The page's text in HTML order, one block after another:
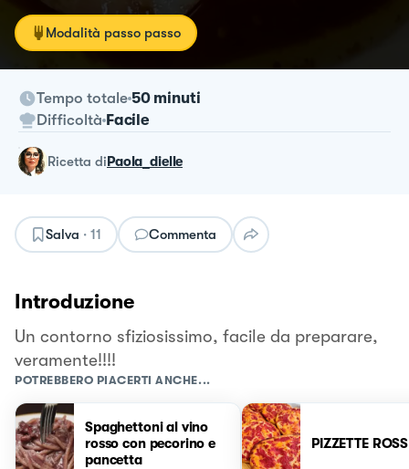
Modalità passo passo
Tempo totale 50 minuti
Difficoltà Facile
ricetta diPaola_dielle
Salva · 11 Commenta
Introduzione
Un contorno sfiziosissimo, facile da preparare,
veramente!!!!
POTREBBERO PIACERTI ANCHE...
Spaghettoni al vino
rosso con pecorino e
pancetta
PIZZETTE